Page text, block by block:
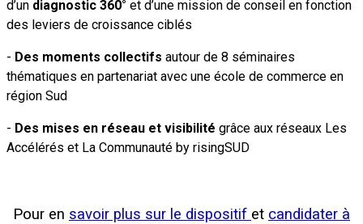
d’un diagnostic 360° et d’une mission de conseil en fonction
des leviers de croissance ciblés
- Des moments collectifs autour de 8 séminaires
thématiques en partenariat avec une école de commerce en
région Sud
- Des mises en réseau et visibilité grâce aux réseaux Les
Accélérés et La Communauté by risingSUD
Pour en savoir plus sur le dispositif et candidater à